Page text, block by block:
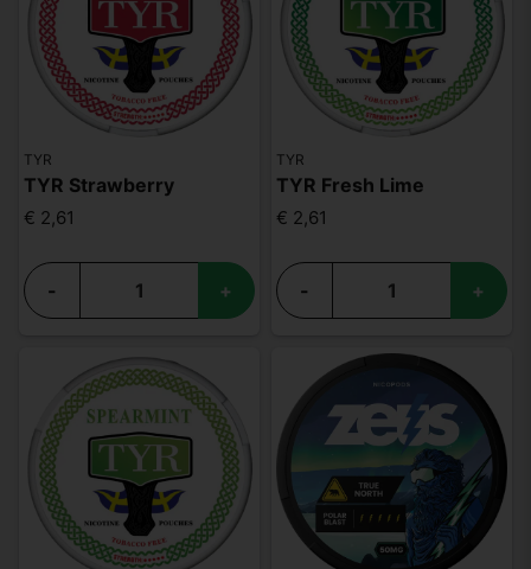
TYR
TYR Strawberry
€ 2,61
- +
TYR
TYR Fresh Lime
€ 2,61
- +